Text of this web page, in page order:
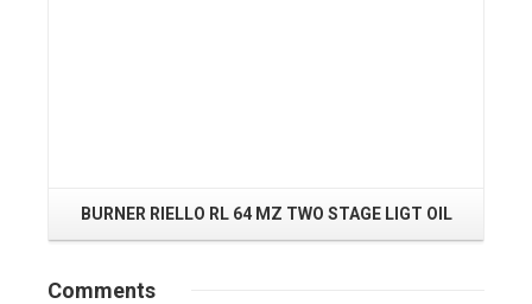
BURNER RIELLO RL 64 MZ TWO STAGE LIGT OIL
Comments